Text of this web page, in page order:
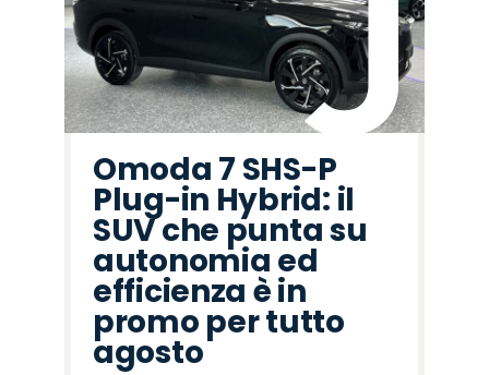
Omoda 7 SHS-P
Plug-in Hybrid: il
SUV che punta su
autonomia ed
efficienza è in
promo per tutto
agosto